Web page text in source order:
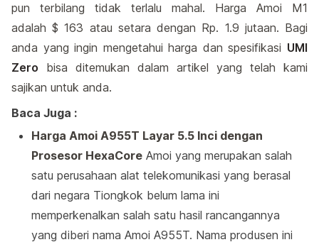
pun terbilang tidak terlalu mahal. Harga Amoi M1
adalah$ 163 atau setara dengan Rp. 1.9 jutaan. Bagi
anda yang ingin mengetahui harga dan spesifikasi UMI
Zero bisa ditemukan dalam artikel yang telah kami
sajikan untuk anda.
Baca Juga :
Harga Amoi A955T Layar 5.5 Inci dengan
Prosesor HexaCore Amoi yang merupakan salah
satu perusahaan alat telekomunikasi yang berasal
dari negara Tiongkok belum lama ini
memperkenalkan salah satu hasil rancangannya
yang diberi nama Amoi A955T. Nama produsen ini